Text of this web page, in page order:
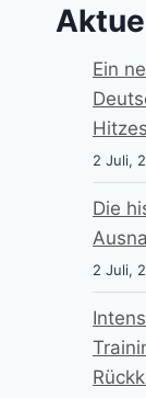
Ein
2 Juli,
Die
2 Juli,